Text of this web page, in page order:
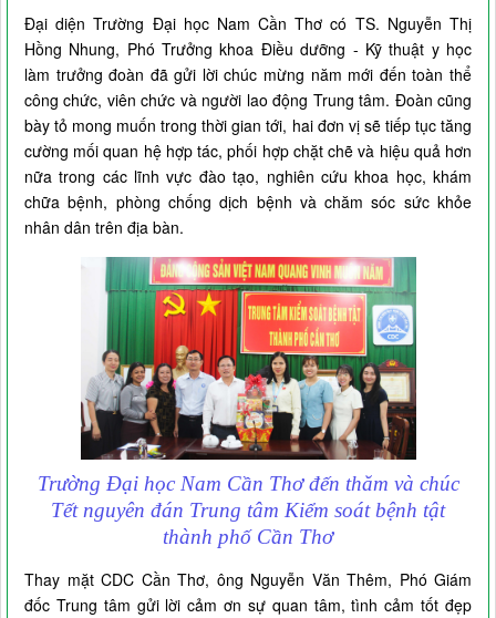
Đại diện Trường Đại học Nam Cần Thơ có TS. Nguyễn Thị
Hồng Nhung, Phó Trưởng khoa Điều dưỡng - Kỹ thuật y học
làm trưởng đoàn đã gửi lời chúc mừng năm mới đến toàn thể
công chức, viên chức và người lao động Trung tâm. Đoàn cũng
bày tỏ mong muốn trong thời gian tới, hai đơn vị sẽ tiếp tục tăng
cường mối quan hệ hợp tác, phối hợp chặt chẽ và hiệu quả hơn
nữa trong các lĩnh vực đào tạo, nghiên cứu khoa học, khám
chữa bệnh, phòng chống dịch bệnh và chăm sóc sức khỏe
nhân dân trên địa bàn.
Trường Đại học Nam Cần Thơ đến thăm và chúc
Tết nguyên đán Trung tâm Kiểm soát bệnh tật
thành phố Cần Thơ
Thay mặt CDC Cần Thơ, ông Nguyễn Văn Thêm, Phó Giám
đốc Trung tâm gửi lời cảm ơn sự quan tâm, tình cảm tốt đẹp